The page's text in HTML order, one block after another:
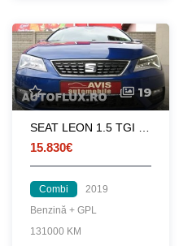
19
15.830€
Combi
2019
Benzină + GPL
131000 KM